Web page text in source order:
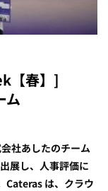
【春】]
ム
社あしたのチーム
展し、人事評価に
Cateras は、クラウ